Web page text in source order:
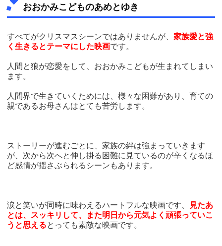
おおかみこどものあめとゆき
すべてがクリスマスシーンではありませんが、家族愛と強
く生きるとテーマにした映画です。
人間と狼が恋愛をして、おおかみこどもが生まれてしまい
ます。
人間界で生きていくためには、様々な困難があり、育ての
親であるお母さんはとても苦労します。
ストーリーが進むごとに、家族の絆は強まっていきます
が、次から次へと伸し掛る困難に見ているのが辛くなるほ
ど感情が揺さぶられるシーンもあります。
涙と笑いが同時に味わえるハートフルな映画です、
見たあ
とは、スッキリして、また明日から元気よく頑張っていこ
うと思えるとっても素敵な映画です。